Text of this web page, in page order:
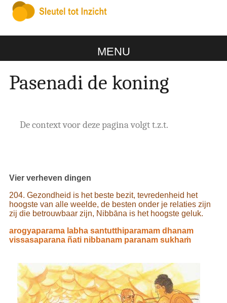
MENU
Pasenadi de koning
De context voor deze pagina volgt t.z.t.
Vier verheven dingen
204. Gezondheid is het beste bezit, tevredenheid het
hoogste van alle weelde, de besten onder je relaties zijn
zij die betrouwbaar zijn, Nibbāna is het hoogste geluk.
arogyaparama labha santutthiparamam dhanam
vissasaparana ñati nibbanam paranam sukhaṁ